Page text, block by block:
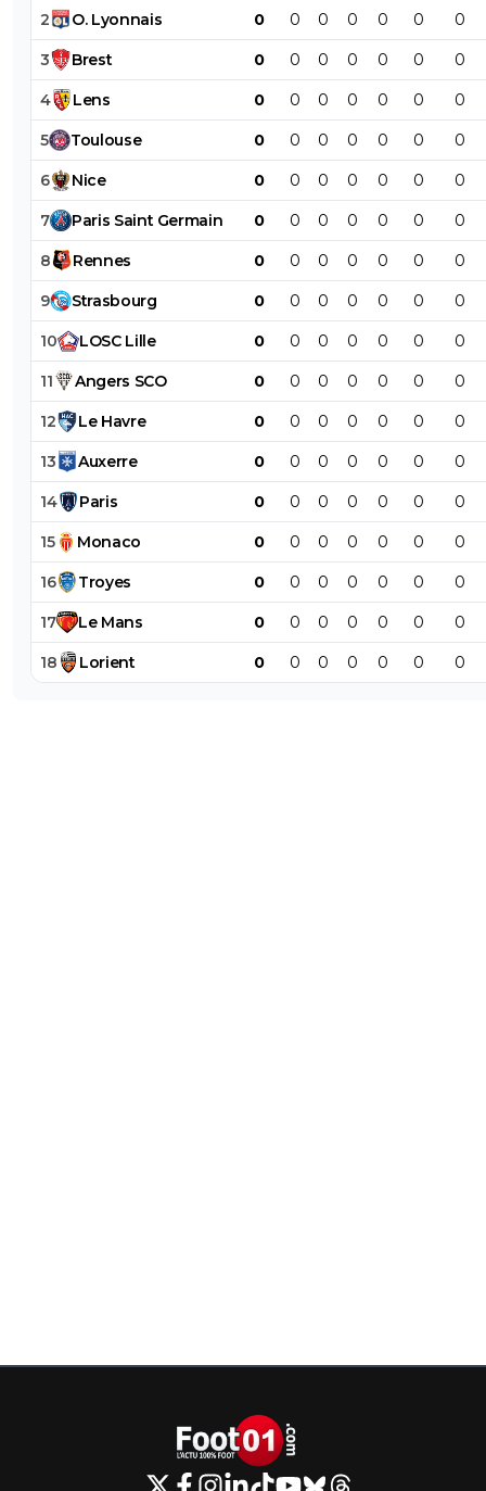
2 O. Lyonnais 0 0 0 0 0 0 0
3 Brest 0 0 0 0 0 0 0
4 Lens 0 0 0 0 0 0 0
5 Toulouse 0 0 0 0 0 0 0
6 Nice 0 0 0 0 0 0 0
7 Paris Saint Germain 0 0 0 0 0 0 0
8 Rennes 0 0 0 0 0 0 0
9 Strasbourg 0 0 0 0 0 0 0
10 LOSC Lille 0 0 0 0 0 0 0
11 Angers SCO 0 0 0 0 0 0 0
12 Le Havre 0 0 0 0 0 0 0
13 Auxerre 0 0 0 0 0 0 0
14 Paris 0 0 0 0 0 0 0
15 Monaco 0 0 0 0 0 0 0
16 Troyes 0 0 0 0 0 0 0
17 Le Mans 0 0 0 0 0 0 0
18 Lorient 0 0 0 0 0 0 0